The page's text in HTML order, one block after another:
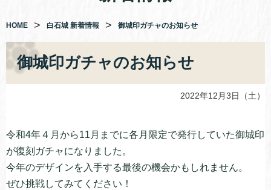
キ
ッ
HOME 白石城 新着情報 御城印ガチャのお知らせ
御城印ガチャのお知らせ
2022年12月3日（土）
令和4年４月から11月までに各月限定で発行していた御城印
が復刻ガチャになりました。
今年のデザインを入手する最後の機会かもしれません。
ぜひ挑戦してみてください！